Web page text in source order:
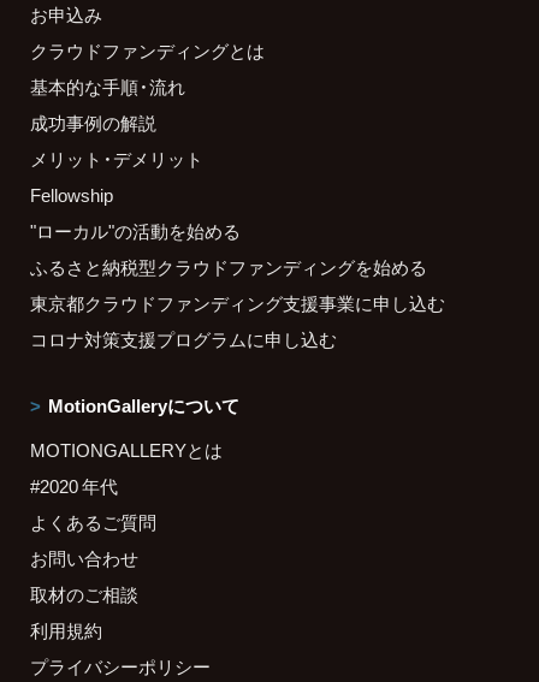
お申込み
クラウドファンディングとは
基本的な手順・流れ
成功事例の解説
メリット・デメリット
Fellowship
"ローカル"の活動を始める
ふるさと納税型クラウドファンディングを始める
東京都クラウドファンディング支援事業に申し込む
コロナ対策支援プログラムに申し込む
MotionGalleryについて
MOTIONGALLERYとは
#2020 年代
よくあるご質問
お問い合わせ
取材のご相談
利用規約
プライバシーポリシー